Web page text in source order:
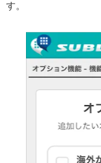
す。